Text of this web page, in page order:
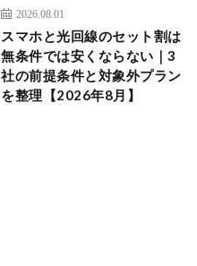
2026.08.01
スマホと光回線のセット割は
無条件では安くならない｜3
社の前提条件と対象外プラン
を整理【2026年8月】